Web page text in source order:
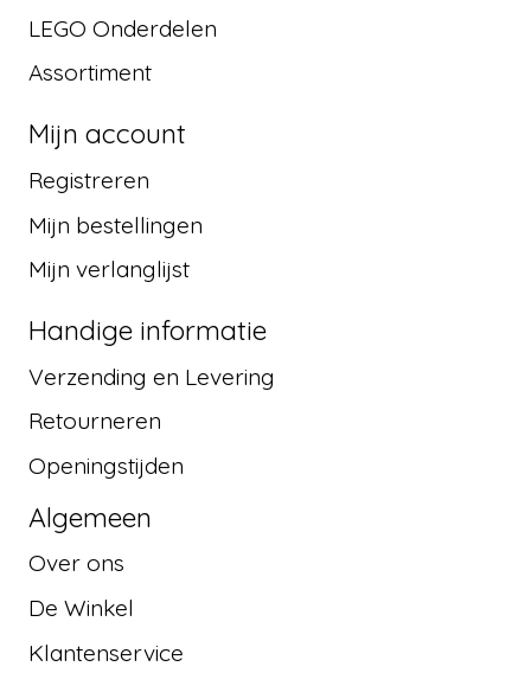
LEGO Onderdelen
Assortiment
Mijn account
Registreren
Mijn bestellingen
Mijn verlanglijst
Handige informatie
Verzending en Levering
Retourneren
Openingstijden
Algemeen
Over ons
De Winkel
Klantenservice